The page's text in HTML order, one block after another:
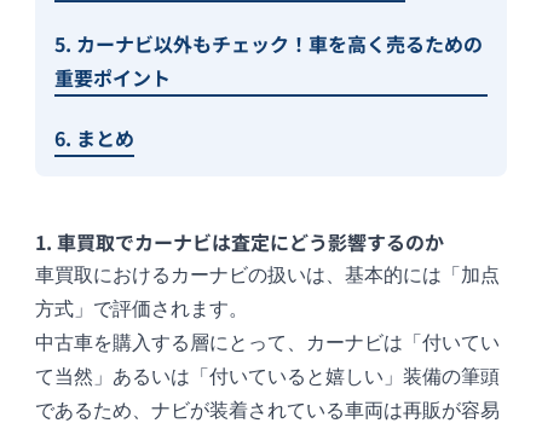
5. カーナビ以外もチェック！車を高く売るための
重要ポイント
6. まとめ
1. 車買取でカーナビは査定にどう影響するのか
車買取におけるカーナビの扱いは、基本的には「加点
方式」で評価されます。
中古車を購入する層にとって、カーナビは「付いてい
て当然」あるいは「付いていると嬉しい」装備の筆頭
であるため、ナビが装着されている車両は再販が容易